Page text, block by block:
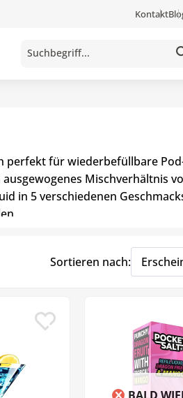
Kontakt
perfekt für wiederbefüllbare
Mischverhältnis
in 5 verschiedenen
Sortieren nach: